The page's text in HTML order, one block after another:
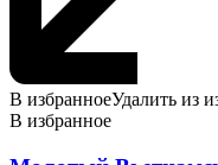
В избранноеУдалить из
В избранное